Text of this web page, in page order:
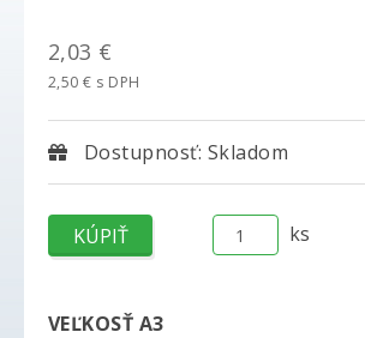
2,03 €
2,50 € s DPH
Dostupnosť: Skladom
ks
VEĽKOSŤ A3